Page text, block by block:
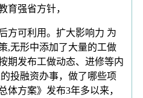
育强省方针，
可利用。扩大影响力 为
,无形中添加了大量的工做
期发布工做动态、进修等内
投融资办事，做了哪些项
体方案》发布3年多以来，